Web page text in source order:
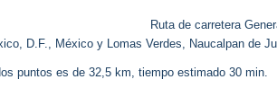
Ruta de carretera
D.F., México y Lomas Verdes, Naucalpan de
puntos es de 32,5 km, tiempo estimado 30 min.